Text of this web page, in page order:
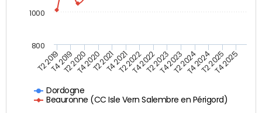
Dordogne
Beauronne (CC Isle Vern Salembre en Périgord)
T2 2019T4 2019T2 2020T4 2020T2 2021T4 2021T2 2022T4 2022T2 2023T4 2023T2 2024T4 2024T2 2025T4 2025
800
1000